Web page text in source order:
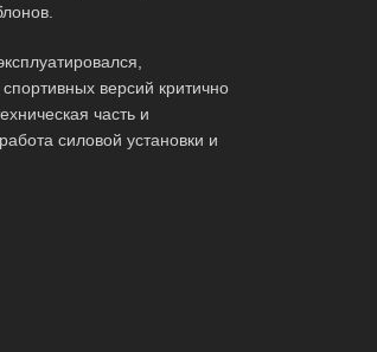
версий критично
часть и
силовой установки и